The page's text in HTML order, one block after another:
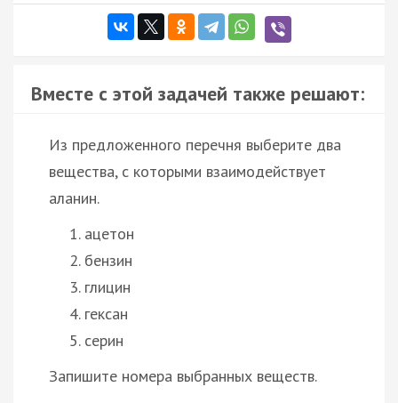
Вместе с этой задачей также решают:
Из предложенного перечня выберите два
вещества, с которыми взаимодействует
аланин.
ацетон
бензин
глицин
гексан
серин
Запишите номера выбранных веществ.